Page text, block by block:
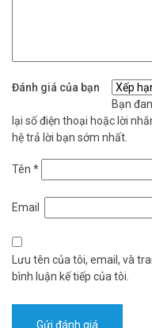
Đánh giá của bạn
Bạn
lại số điện thoại hoặc lời
hệ trả lời bạn sớm nhất.
Tên *
Email
Lưu tên của tôi, email, và
bình luận kế tiếp của tôi.